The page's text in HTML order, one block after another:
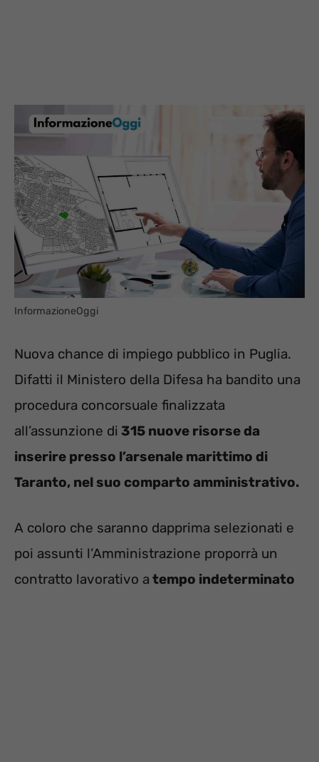
InformazioneOggi
Nuova chance di impiego pubblico in Puglia.
Difatti il Ministero della Difesa ha bandito una
procedura concorsuale finalizzata
all’assunzione di 315 nuove risorse da
inserire presso l’arsenale marittimo di
Taranto, nel suo comparto amministrativo.
A coloro che saranno dapprima selezionati e
poi assunti l’Amministrazione proporrà un
contratto lavorativo a tempo indeterminato